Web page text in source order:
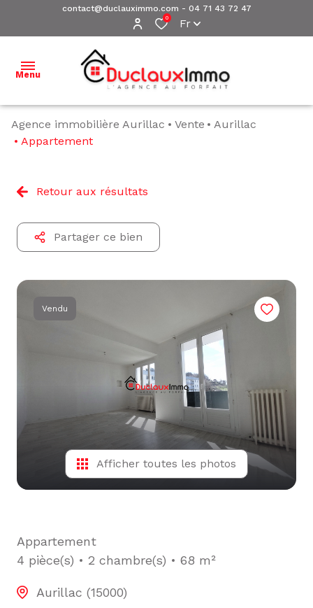
contact@duclauximmo.com - 04 71 43 72 47
0 Fr
Menu
ACCUEIL
BIENS À
VENDRE
NOS
BIENS
L'ÉQUIPE
Agence immobilière Aurillac Vente
Aurillac
Appartement
Retour aux résultats
Partager ce bien
Vendu
Afficher toutes les photos
Appartement
4 pièce(s)
2 chambre(s) 68 m²
Aurillac (15000)